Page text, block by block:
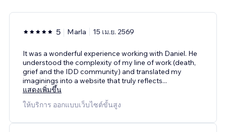
5 Marla 15 เม.ย. 2569
It was a wonderful experience working with Daniel. He
understood the complexity of my line of work (death,
grief and the IDD community) and translated my
imaginings into a website that truly reflects...
แสดงเพิ่มขึ้น
ให้บริการ ออกแบบเว็บไซต์ขั้นสูง